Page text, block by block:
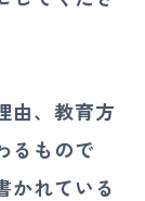
由、教育方
るもので
かれている